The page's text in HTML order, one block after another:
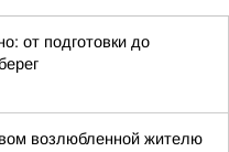
от подготовки до
возлюбленной жителю